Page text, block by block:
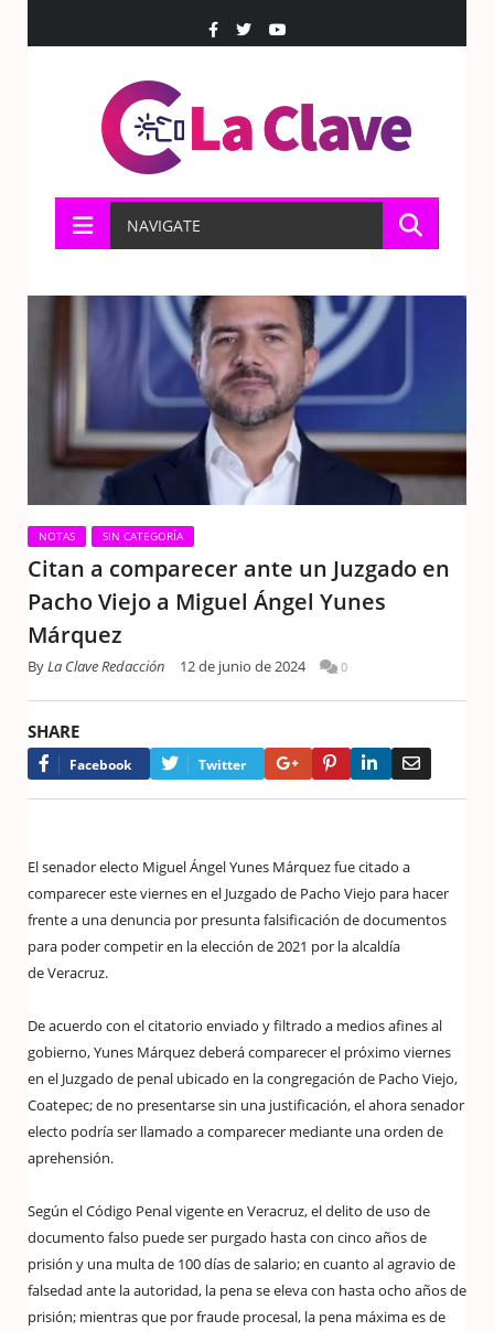
NAVIGATE
NOTAS SIN CATEGORÍA
Citan a comparecer ante un Juzgado en
Pacho Viejo a Miguel Ángel Yunes
Márquez
ByLa Clave Redacción 12 de junio de 2024 0
SHARE
Facebook Twitter Google+PinterestLinkedIn
El senador electo Miguel Ángel Yunes Márquez fue citado a
comparecer este viernes en el Juzgado de Pacho Viejo para hacer
frente a una denuncia por presunta falsificación de documentos
para poder competir en la elección de 2021 por la alcaldía
deVeracruz.
De acuerdo con el citatorio enviado y filtrado a medios afines al
gobierno, Yunes Márquez deberá comparecer el próximo viernes
en el Juzgado de penal ubicado en la congregación de Pacho Viejo,
Coatepec; de no presentarse sin una justificación, el ahora senador
electo podría ser llamado a comparecer mediante una orden de
aprehensión.
Según el Código Penal vigente en Veracruz, el delito de uso de
documento falso puede ser purgado hasta con cinco años de
prisión y una multa de 100 días de salario; en cuanto al agravio de
falsedad ante la autoridad, la pena se eleva con hasta ocho años de
prisión; mientras que por fraude procesal, la pena máxima es de